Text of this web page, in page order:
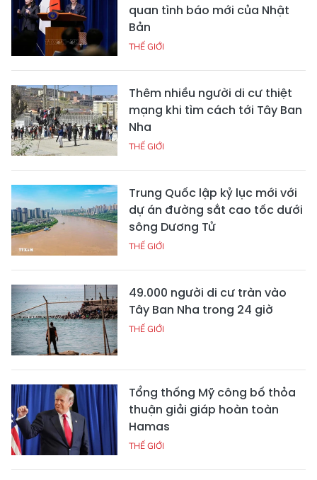
quan tình báo mới của Nhật
Bản
THẾ GIỚI
Thêm nhiều người di cư thiệt
mạng khi tìm cách tới Tây Ban
Nha
THẾ GIỚI
Trung Quốc lập kỷ lục mới với
dự án đường sắt cao tốc dưới
sông Dương Tử
THẾ GIỚI
49.000 người di cư tràn vào
Tây Ban Nha trong 24 giờ
THẾ GIỚI
Tổng thống Mỹ công bố thỏa
thuận giải giáp hoàn toàn
Hamas
THẾ GIỚI